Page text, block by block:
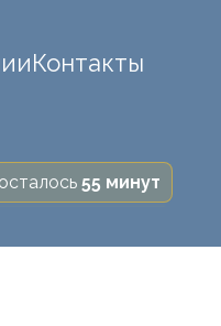
Контакты
55 минут